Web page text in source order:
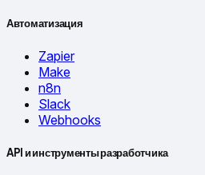
Автоматизация
Zapier
Make
n8n
Slack
Webhooks
API и инструменты разработчика